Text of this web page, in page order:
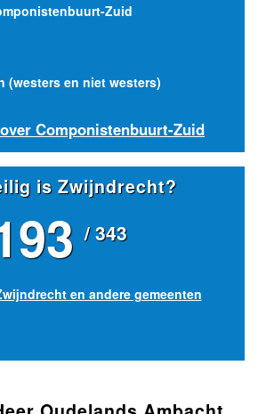
Zuid
(westers en niet westers)
Componistenbuurt-Zuid
is Zwijndrecht?
/ 343
en andere gemeenten